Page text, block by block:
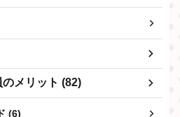
メリット (82)
(6)